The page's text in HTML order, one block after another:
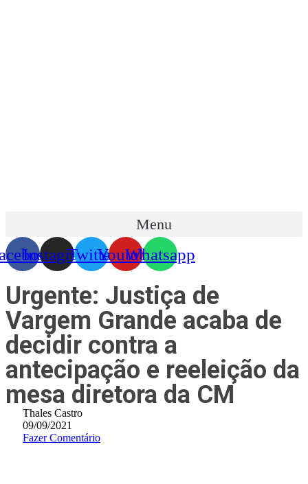
Menu
InstagramTwitterYoutubeWhatsapp
Urgente: Justiça de
Vargem Grande acaba de
decidir contra a
antecipação e reeleição da
mesa diretora da CM
Thales Castro
09/09/2021
Fazer Comentário